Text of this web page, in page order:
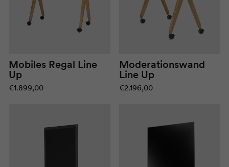
Mobiles Regal Line
Up
€1.899,00
Moderationswand
Line Up
€2.196,00